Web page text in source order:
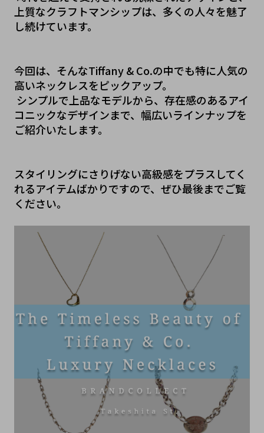
上質なクラフトマンシップは、多くの人々を魅了
し続けています。
今回は、そんなTiffany & Co.の中でも特に人気の
高いネックレスをピックアップ。
コニックなデザインまで、幅広いラインナップを
ご紹介いたします。
スタイリングにさりげない高級感をプラスしてく
れるアイテムばかりですので、ぜひ最後までご覧
ください。